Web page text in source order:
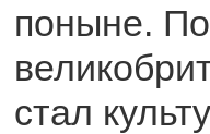
поныне.
стал